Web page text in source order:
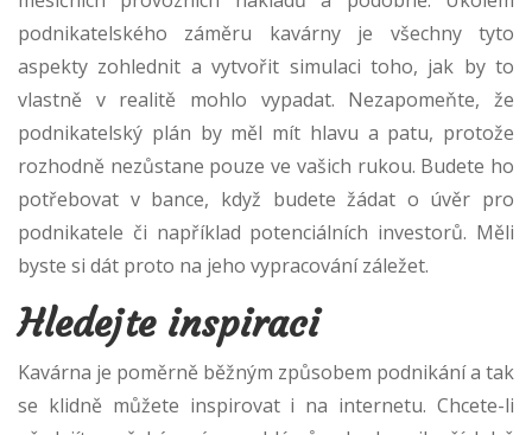
podnikatelského záměru kavárny je všechny tyto
aspekty zohlednit a vytvořit simulaci toho, jak by to
vlastně v realitě mohlo vypadat. Nezapomeňte, že
podnikatelský plán by měl mít hlavu a patu, protože
rozhodně nezůstane pouze ve vašich rukou. Budete ho
potřebovat v bance, když budete žádat o úvěr pro
podnikatele či například potenciálních investorů. Měli
byste si dát proto na jeho vypracování záležet.
Hledejte inspiraci
Kavárna je poměrně běžným způsobem podnikání a tak
se klidně můžete inspirovat i na internetu. Chcete-li